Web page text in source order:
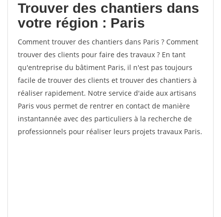
Trouver des chantiers dans
votre région : Paris
Comment trouver des chantiers dans Paris ? Comment
trouver des clients pour faire des travaux ? En tant
qu'entreprise du bâtiment Paris, il n'est pas toujours
facile de trouver des clients et trouver des chantiers à
réaliser rapidement. Notre service d'aide aux artisans
Paris vous permet de rentrer en contact de manière
instantannée avec des particuliers à la recherche de
professionnels pour réaliser leurs projets travaux Paris.